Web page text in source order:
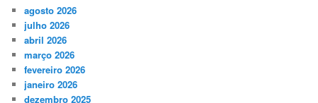
agosto 2026
julho 2026
abril 2026
março 2026
fevereiro 2026
janeiro 2026
dezembro 2025